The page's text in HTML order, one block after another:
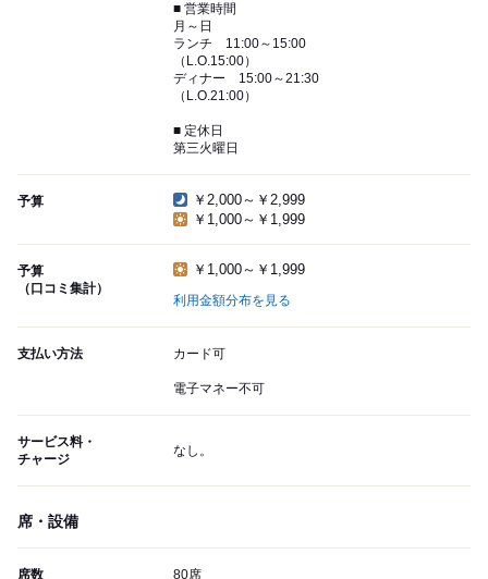
■ 営業時間
月～日
ランチ 11:00～15:00
（L.O.15:00）
ディナー 15:00～21:30
（L.O.21:00）
■ 定休日
第三火曜日
予算
￥2,000～￥2,999
￥1,000～￥1,999
予算
（口コミ集計）
￥1,000～￥1,999
利用金額分布を見る
支払い方法 カード可
電子マネー不可
サービス料・
チャージ
なし。
席・設備
席数 80席